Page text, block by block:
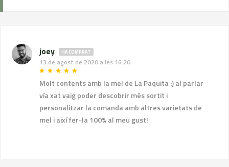
joey HA COMPRAT
13 de agost de 2020 a les 16:20
Molt contents amb la mel de La Paquita :) al parlar
vía xat vaig poder descobrir més sortit i
personalitzar la comanda amb altres varietats de
mel i així fer-la 100% al meu gust!